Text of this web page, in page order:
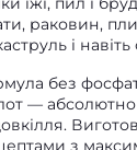
раковин,
і
без
—
з